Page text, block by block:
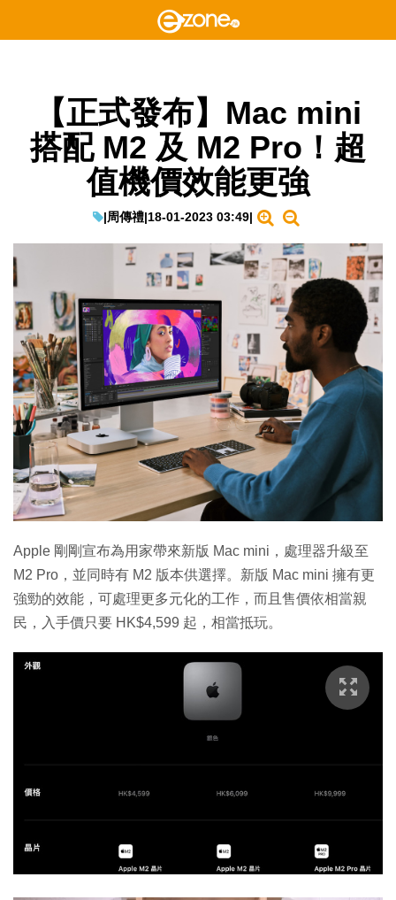
【正式發布】Mac mini
搭配 M2 及 M2 Pro！超
值機價效能更強
|周傳禮|18-01-2023 03:49|
Apple 剛剛宣布為用家帶來新版 Mac mini，處理器升級至
M2 Pro，並同時有 M2 版本供選擇。新版 Mac mini 擁有更
強勁的效能，可處理更多元化的工作，而且售價依相當親
民，入手價只要 HK$4,599 起，相當抵玩。